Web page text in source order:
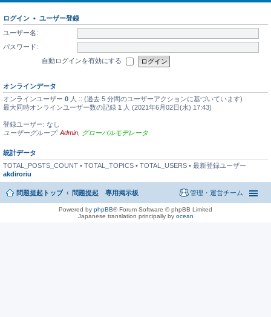
ログイン • ユーザー登録
ユーザー名:
パスワード:
自動ログインを有効にする
オンラインデータ
オンラインユーザー 0 人 :: (過去 5 分間のユーザーアクションに基づいています)
最大同時オンラインユーザー数の記録 1 人 (2021年6月02日(水) 17:43)
登録ユーザー: なし
ユーザーグループ: Admin グローバルモデレータ
統計データ
TOTAL_POSTS_COUNT • TOTAL_TOPICS • TOTAL_USERS • 最新登録ユーザー
akdiroriu
問題提起トップ 問題提起 専用掲示板 管理・運営チーム
Powered by phpBB® Forum Software © phpBB Limited
Japanese translation principally by ocean